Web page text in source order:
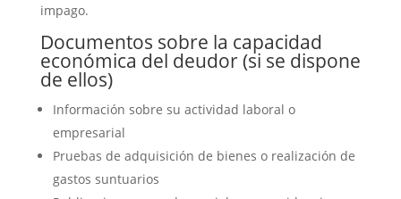
impago.
Documentos sobre la capacidad
económica del deudor (si se dispone
de ellos)
Información sobre su actividad laboral o
empresarial
Pruebas de adquisición de bienes o realización de
gastos suntuarios